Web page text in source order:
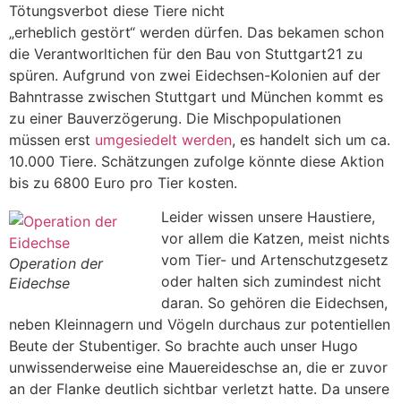
Tötungsverbot diese Tiere nicht
„erheblich gestört“ werden dürfen. Das bekamen schon
die Verantworltichen für den Bau von Stuttgart21 zu
spüren. Aufgrund von zwei Eidechsen-Kolonien auf der
Bahntrasse zwischen Stuttgart und München kommt es
zu einer Bauverzögerung. Die Mischpopulationen
müssen erst umgesiedelt werden, es handelt sich um ca.
10.000 Tiere. Schätzungen zufolge könnte diese Aktion
bis zu 6800 Euro pro Tier kosten.
Operation der
Eidechse
Leider wissen unsere Haustiere,
vor allem die Katzen, meist nichts
vom Tier- und Artenschutzgesetz
oder halten sich zumindest nicht
daran. So gehören die Eidechsen,
neben Kleinnagern und Vögeln durchaus zur potentiellen
Beute der Stubentiger. So brachte auch unser Hugo
unwissenderweise eine Mauereideschse an, die er zuvor
an der Flanke deutlich sichtbar verletzt hatte. Da unsere